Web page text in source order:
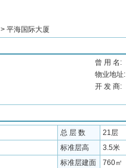
> 平海国际大厦
曾 用 名:
物业地址:
开 发 商:
总 层 数 21层
标准层高 3.5米
标准层建面 760㎡